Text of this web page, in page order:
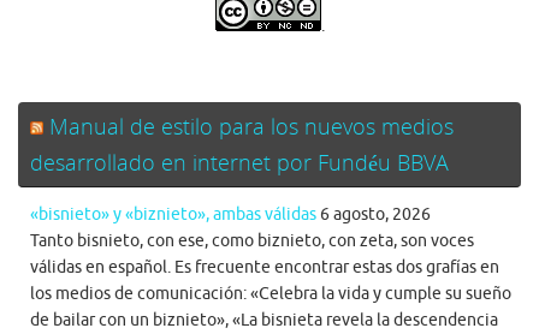
.
Manual de estilo para los nuevos medios
desarrollado en internet por Fundéu BBVA
«bisnieto» y «biznieto», ambas válidas 6 agosto, 2026
Tanto bisnieto, con ese, como biznieto, con zeta, son voces
válidas en español. Es frecuente encontrar estas dos grafías en
los medios de comunicación: «Celebra la vida y cumple su sueño
de bailar con un biznieto», «La bisnieta revela la descendencia